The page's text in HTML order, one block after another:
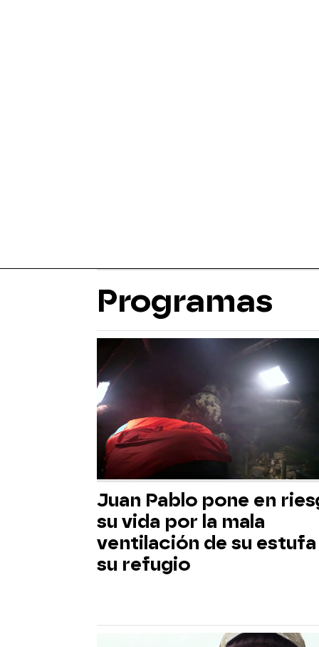
Programas
Juan Pablo pone en
su vida por la mala
ventilación de su estufa
su refugio